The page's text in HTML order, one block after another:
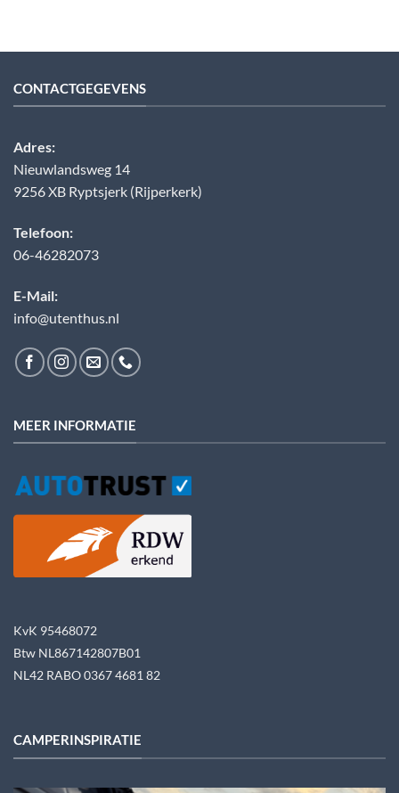
CONTACTGEGEVENS
Adres:
Nieuwlandsweg 14
9256 XB Ryptsjerk (Rijperkerk)
Telefoon:
06-46282073
E-Mail:
info@utenthus.nl
MEER INFORMATIE
KvK 95468072
Btw NL867142807B01
NL42 RABO 0367 4681 82
CAMPERINSPIRATIE